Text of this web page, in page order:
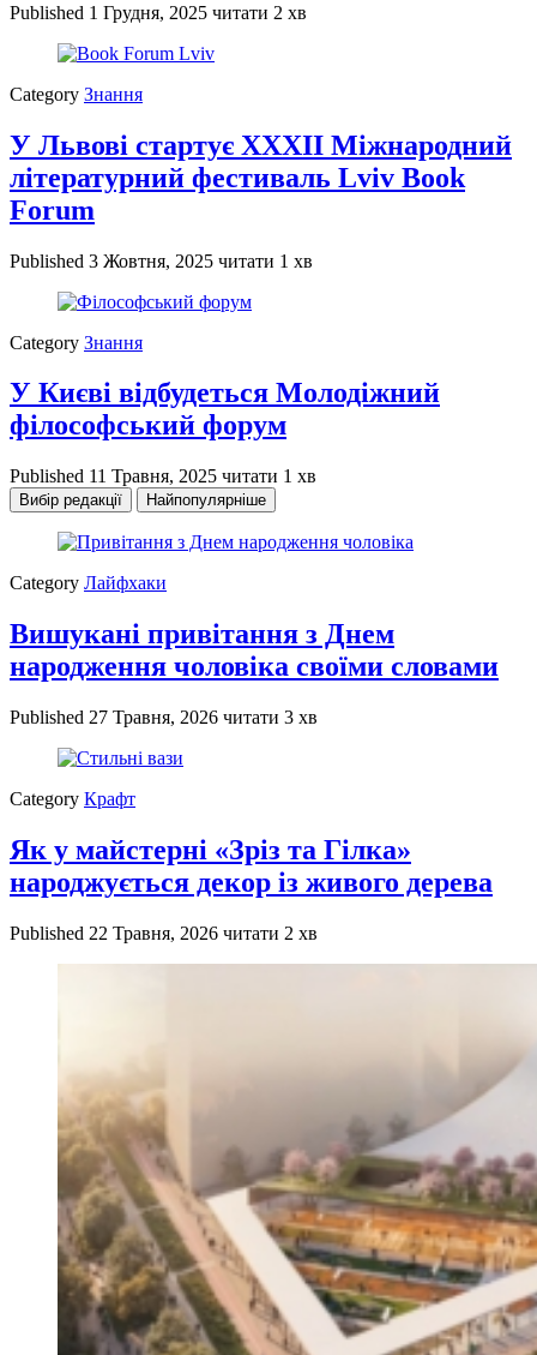
Published 1 Грудня, 2025 читати 2 хв
Category Знання
У Львові стартує XXXII Міжнародний
літературний фестиваль Lviv Book
Forum
Published 3 Жовтня, 2025 читати 1 хв
Category Знання
У Києві відбудеться Молодіжний
філософський форум
Published 11 Травня, 2025 читати 1 хв
Вибір редакції Найпопулярніше
Category Лайфхаки
Вишукані привітання з Днем
народження чоловіка своїми словами
Published 27 Травня, 2026 читати 3 хв
Category Крафт
Як у майстерні «Зріз та Гілка»
народжується декор із живого дерева
Published 22 Травня, 2026 читати 2 хв